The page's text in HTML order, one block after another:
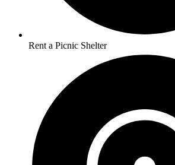
Rent a Picnic Shelter